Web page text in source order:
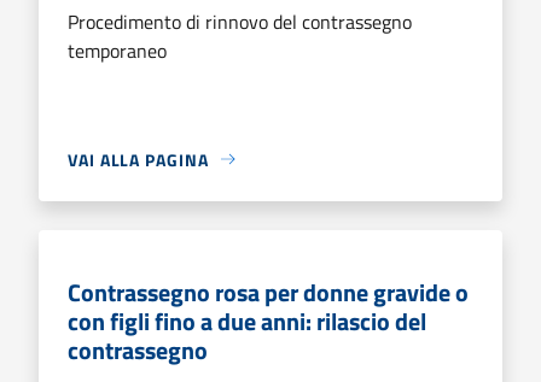
Procedimento di rinnovo del contrassegno
temporaneo
VAI ALLA PAGINA
Contrassegno rosa per donne gravide o
con figli fino a due anni: rilascio del
contrassegno